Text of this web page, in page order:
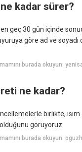
kadar sürer?
geç 30 gün içinde
göre ad ve
burada okuyun:
ne kadar?
birlikte,
görüyoruz.
burada okuyun: